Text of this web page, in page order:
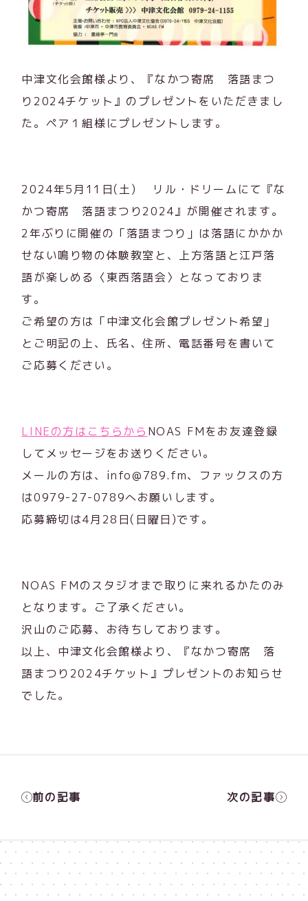
中津文化会館様より、『なかつ寄席 落語まつ
り2024チケット』のプレゼントをいただきまし
た。ペア１組様にプレゼントします。
2024年5月11日(土) リル・ドリームにて『な
かつ寄席 落語まつり2024』が開催されます。
2年ぶりに開催の「落語まつり」は落語にかかか
せない鳴り物の体験教室と、上方落語と江戸落
語が楽しめる〈東西落語会〉となっておりま
す。
ご希望の方は「中津文化会館プレゼント希望」
とご明記の上、氏名、住所、電話番号を書いて
ご応募ください。
LINEの方はこちらから NOAS FMをお友達登録
してメッセージをお送りください。
メールの方は、info@789.fm、ファックスの方
は0979-27-0789へお願いします。
応募締切は4月28日(日曜日)です。
NOAS FMのスタジオまで取りに来れるかたのみ
となります。ご了承ください。
沢山のご応募、お待ちしております。
以上、中津文化会館様より、『なかつ寄席 落
語まつり2024チケット』プレゼントのお知らせ
でした。
前の記事 次の記事